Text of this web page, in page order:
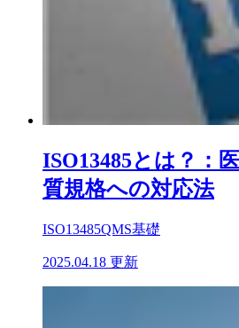
ISO13485とは？：
質規格への対応法
ISO13485QMS基礎
2025.04.18 更新